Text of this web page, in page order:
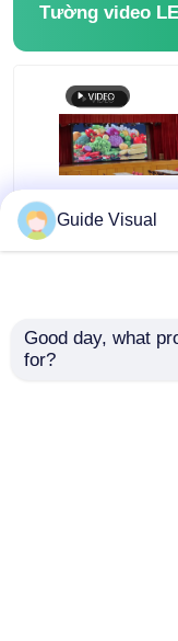
Tường video
Màn hình LED
có khoảng cách
P0.9 Màn hình
Guide Visual
Good day, what
for?